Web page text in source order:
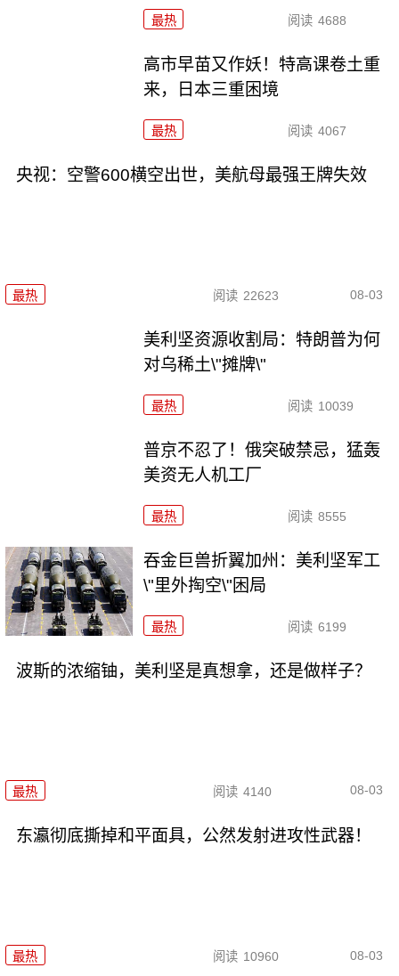
最热 阅读 4688
高市早苗又作妖！特高课卷土重
来，日本三重困境
最热 阅读 4067
央视：空警600横空出世，美航母最强王牌失效
最热 阅读 22623 08-03
美利坚资源收割局：特朗普为何
对乌稀土\"摊牌\"
最热 阅读 10039
普京不忍了！俄突破禁忌，猛轰
美资无人机工厂
最热 阅读 8555
吞金巨兽折翼加州：美利坚军工
\"里外掏空\"困局
最热 阅读 6199
波斯的浓缩铀，美利坚是真想拿，还是做样子？
最热 阅读 4140 08-03
东瀛彻底撕掉和平面具，公然发射进攻性武器！
最热 阅读 10960 08-03